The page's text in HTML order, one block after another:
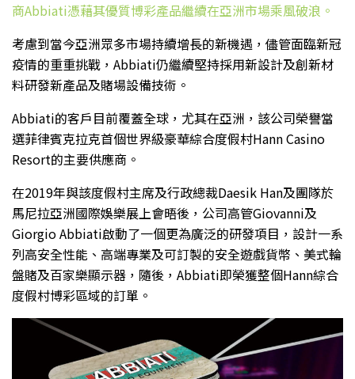
商Abbiati憑藉其優質博彩產品繼續在亞洲市場乘風破浪。
考慮到當今亞洲眾多市場持續增長的新機遇，儘管面臨新冠
疫情的重重挑戰，Abbiati仍繼續堅持採用新設計及創新材
料研發新產品及賭場設備技術。
Abbiati的客戶目前覆蓋全球，尤其在亞洲，該公司榮譽當
選菲律賓克拉克首個世界級豪華綜合度假村Hann Casino
Resort的主要供應商。
在2019年與該度假村主席及行政總裁Daesik Han及團隊於
馬尼拉亞洲國際娛樂展上會晤後，公司高管Giovanni及
Giorgio Abbiati啟動了一個更為廣泛的研發項目，設計一系
列高安全性能、高端專業及可訂製的安全遊戲貨幣、美式輪
盤賭及百家樂顯示器，隨後，Abbiati即榮獲整個Hann綜合
度假村博彩區域的訂單。